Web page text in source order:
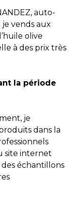
auto-
vends aux
olive
à des prix très
la période
je
dans la
site internet
échantillons